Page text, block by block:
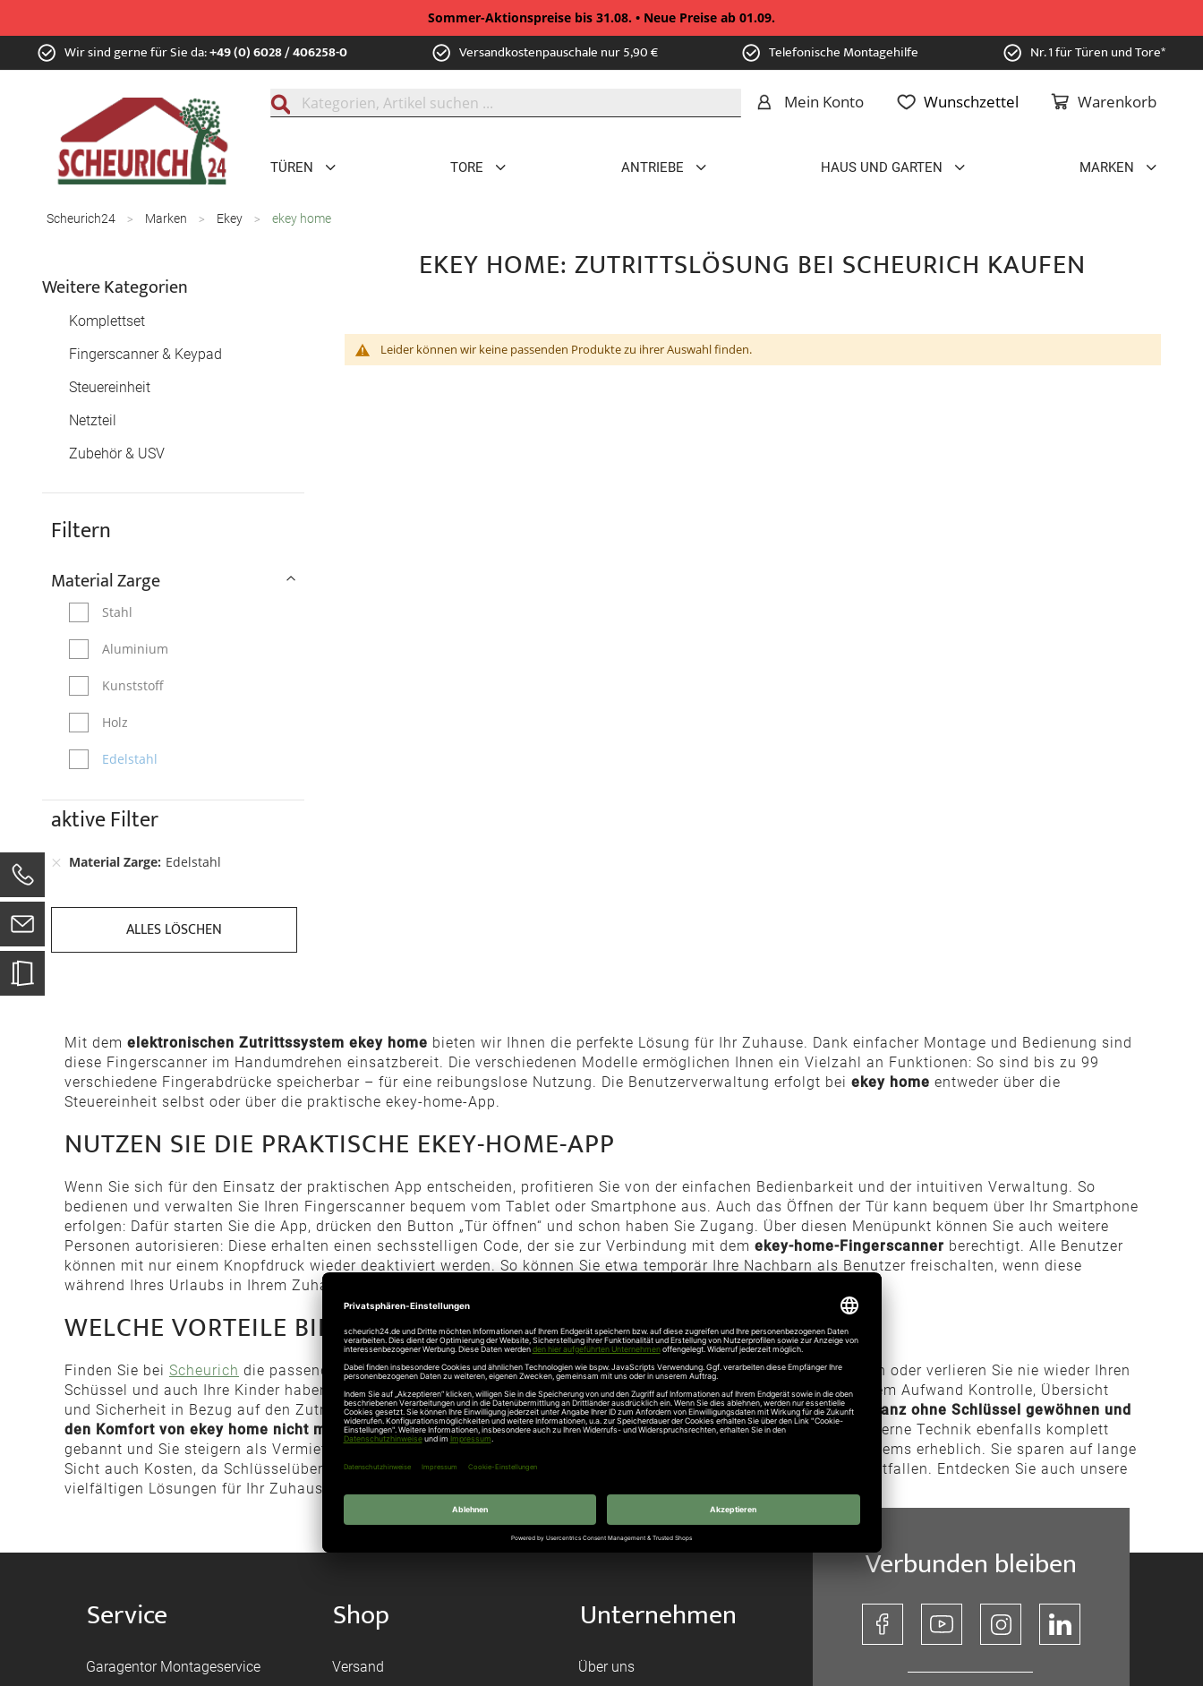
Sommer-Aktionspreise bis 31.08. • Neue Preise ab 01.09.
Zum
Inhalt Wir sind gerne für Sie da:+49 (0) 6028 / 406258-0 Versandkostenpauschale nur 5,90 € Telefonische Montagehilfe Nr. 1 für Türen und Tore*
Warenkorb
Mein Konto Wunschzettel
TÜREN TORE ANTRIEBE HAUS UND GARTEN MARKEN
Scheurich24 Marken Ekey ekey home
EKEY HOME: ZUTRITTSLÖSUNG BEI SCHEURICH KAUFEN
Leider können wir keine passenden Produkte zu ihrer Auswahl finden.
aktive Filter
Material Zarge Edelstahl
ALLES LÖSCHEN
Filtern
Material Zarge
Stahl
Aluminium
Kunststoff
Holz
Edelstahl
Weitere Kategorien
Komplettset
Fingerscanner & Keypad
Steuereinheit
Netzteil
Zubehör & USV
Mit dem elektronischen Zutrittssystem ekey home bieten wir Ihnen die perfekte Lösung für Ihr Zuhause. Dank einfacher Montage und Bedienung sind
diese Fingerscanner im Handumdrehen einsatzbereit. Die verschiedenen Modelle ermöglichen Ihnen ein Vielzahl an Funktionen: So sind bis zu 99
verschiedene Fingerabdrücke speicherbar – für eine reibungslose Nutzung. Die Benutzerverwaltung erfolgt bei ekey home entweder über die
Steuereinheit selbst oder über die praktische ekey-home-App.
NUTZEN SIE DIE PRAKTISCHE EKEY-HOME-APP
Wenn Sie sich für den Einsatz der praktischen App entscheiden, profitieren Sie von der einfachen Bedienbarkeit und der intuitiven Verwaltung. So
bedienen und verwalten Sie Ihren Fingerscanner bequem vom Tablet oder Smartphone aus. Auch das Öffnen der Tür kann bequem über Ihr Smartphone
erfolgen: Dafür starten Sie die App, drücken den Button „Tür öffnen“ und schon haben Sie Zugang. Über diesen Menüpunkt können Sie auch weitere
Personen autorisieren: Diese erhalten einen sechsstelligen Code, der sie zur Verbindung mit dem ekey-home-Fingerscanner berechtigt. Alle Benutzer
können mit nur einem Knopfdruck wieder deaktiviert werden. So können Sie etwa temporär Ihre Nachbarn als Benutzer freischalten, wenn diese
während Ihres Urlaubs in Ihrem Zuhause nach dem Rechten sehen.
WELCHE VORTEILE BIETET IHNEN EKEY HOME?
Finden Sie bei Scheurich die passende ekey-Lösung und genießen Sie die damit verbundenen Vorteile: So vergessen oder verlieren Sie nie wieder Ihren
Schüssel und auch Ihre Kinder haben jederzeit die Möglichkeit, ins Haus zu gelangen. So erhalten Sie mit minimalem Aufwand Kontrolle, Übersicht
und Sicherheit in Bezug auf den Zutritt Ihres Zuhauses.Sie werden sich in Rekordgeschwindigkeit an ein Leben ganz ohne Schlüssel gewöhnen und
den Komfort von ekey home nicht mehr missen wollen.Die Gefahr illegaler Schlüsselkopien wird durch diese moderne Technik ebenfalls komplett
gebannt und Sie steigern als Vermieter den Wert Ihrer Immobilie durch den Einbau des elektronischen Zugangssystems erheblich. Sie sparen auf lange
Sicht auch Kosten, da Schlüsselübergaben überflüssig werden und auch die Wartungskosten für Schließanlagen entfallen. Entdecken Sie auch unsere
vielfältigen Lösungen für Ihr Zuhause von anderen bekannten
Service
Garagentor Montageservice
Shop
Versand
Unternehmen
Über uns
Verbunden bleiben